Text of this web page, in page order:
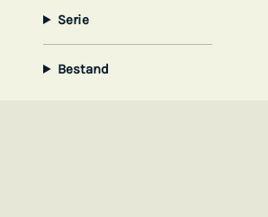
Serie
Bestand